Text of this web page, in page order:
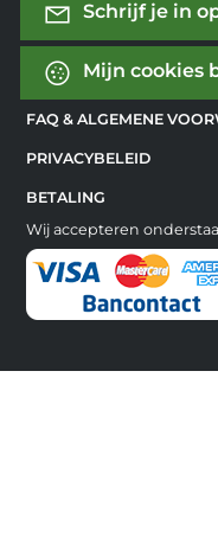
Schrijf je in
Mijn cookies
FAQ & ALGEMENE
PRIVACYBELEID
BETALING
Wij accepteren